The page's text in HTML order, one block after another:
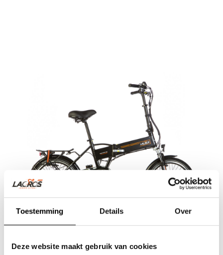
Toestemming Details Over
Deze website maakt gebruik van cookies